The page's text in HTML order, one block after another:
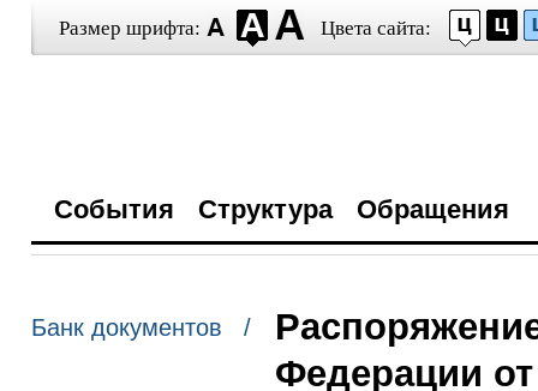
Размер шрифта: Цвета сайта:
События Структура Обращения
Банк документов /
Федерации